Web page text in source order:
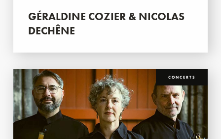
GÉRALDINE COZIER & NICOLAS
DECHÊNE
CONCERTS